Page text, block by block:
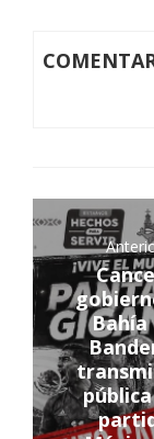
Bahía